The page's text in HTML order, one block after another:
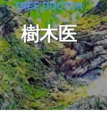
TREE DOCTOR
樹木医